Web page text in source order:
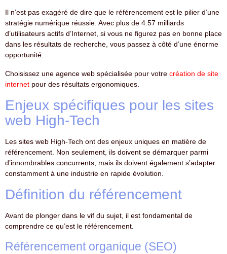
Il n’est pas exagéré de dire que le référencement est le pilier d’une
stratégie numérique réussie. Avec plus de 4.57 milliards
d’utilisateurs actifs d’Internet, si vous ne figurez pas en bonne place
dans les résultats de recherche, vous passez à côté d’une énorme
opportunité.
Choisissez une agence web spécialisée pour votre création de site
internet pour des résultats ergonomiques.
Enjeux spécifiques pour les sites
web High-Tech
Les sites web High-Tech ont des enjeux uniques en matière de
référencement. Non seulement, ils doivent se démarquer parmi
d’innombrables concurrents, mais ils doivent également s’adapter
constamment à une industrie en rapide évolution.
Définition du référencement
Avant de plonger dans le vif du sujet, il est fondamental de
comprendre ce qu’est le référencement.
Référencement organique (SEO)